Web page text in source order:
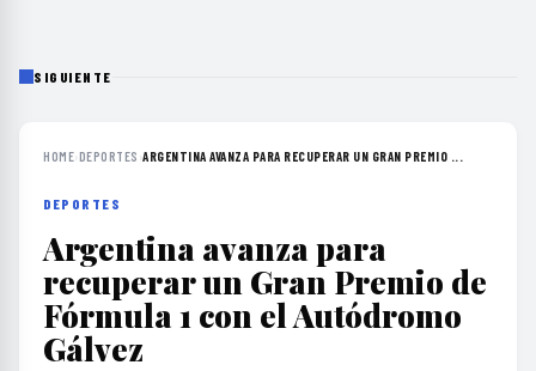
SIGUIENTE
HOME›DEPORTES ›ARGENTINA AVANZA PARA RECUPERAR UN GRAN PREMIO ...
DEPORTES
Argentina avanza para
recuperar un Gran Premio de
Fórmula 1 con el Autódromo
Gálvez